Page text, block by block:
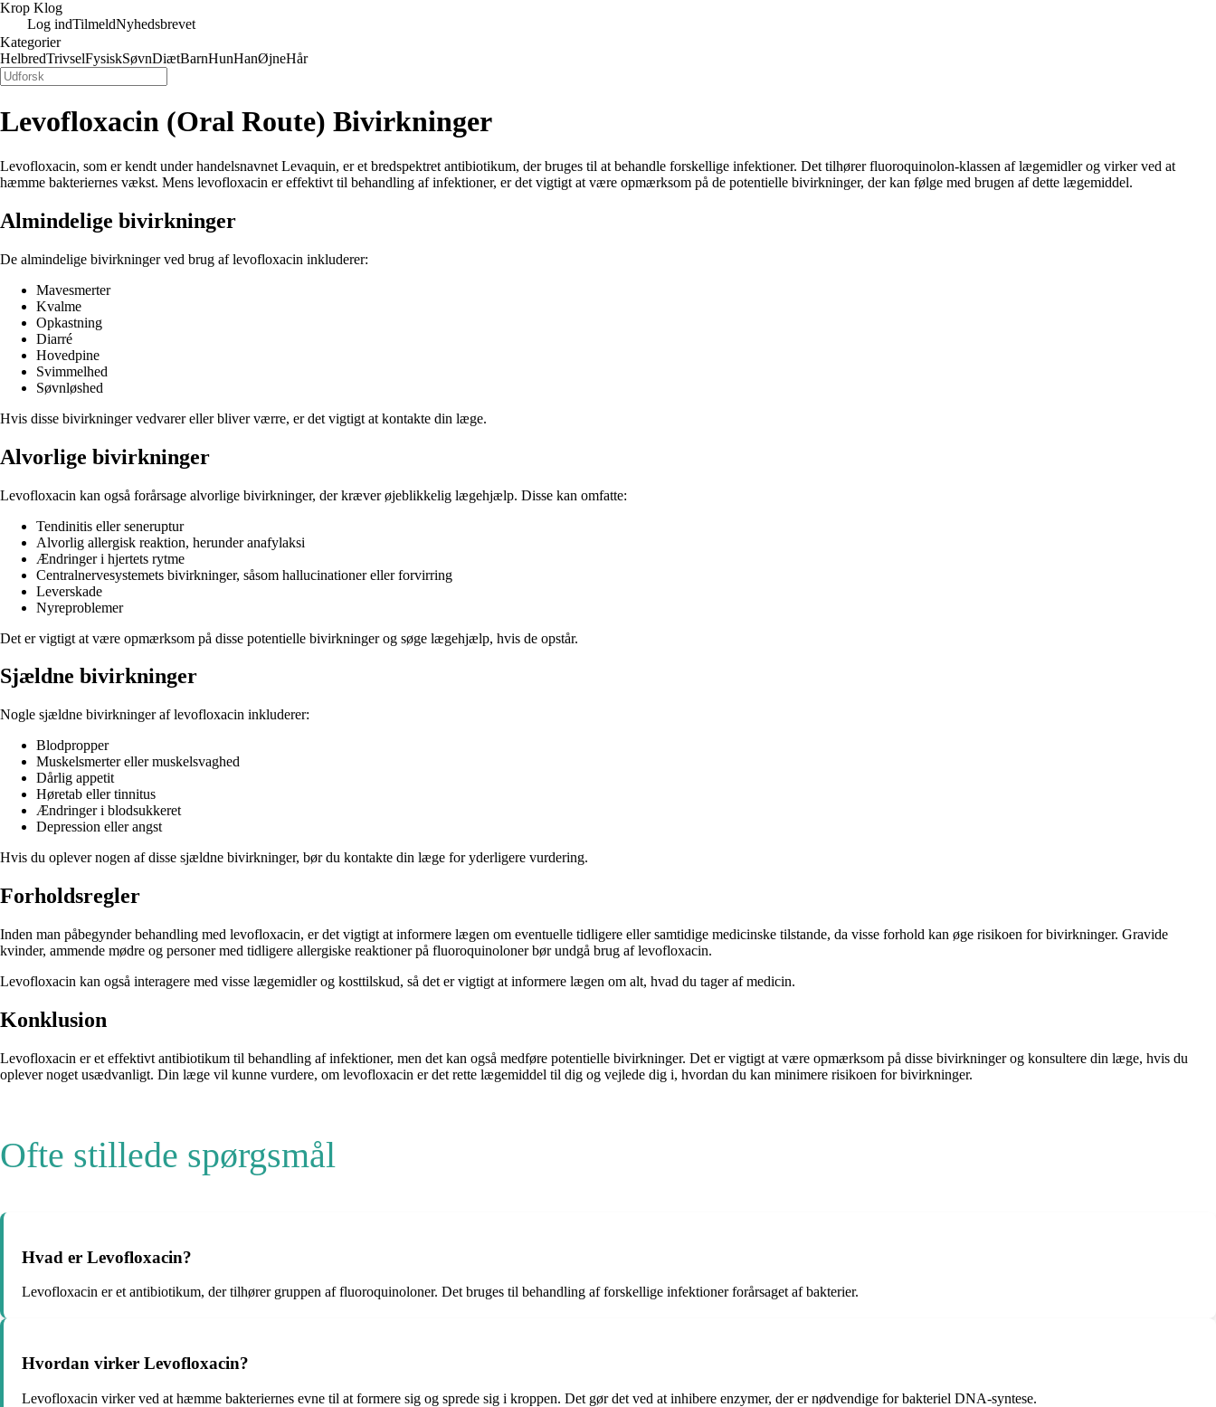
Krop Klog
Log indTilmeldNyhedsbrevet
Kategorier
HelbredTrivselFysiskSøvnDiætBarnHunHanØjneHår
Levofloxacin (Oral Route) Bivirkninger
Levofloxacin, som er kendt under handelsnavnet Levaquin, er et bredspektret antibiotikum, der bruges til at behandle forskellige infektioner. Det tilhører fluoroquinolon-klassen af lægemidler og virker ved at
hæmme bakteriernes vækst. Mens levofloxacin er effektivt til behandling af infektioner, er det vigtigt at være opmærksom på de potentielle bivirkninger, der kan følge med brugen af dette lægemiddel.
Almindelige bivirkninger
De almindelige bivirkninger ved brug af levofloxacin inkluderer:
Mavesmerter
Kvalme
Opkastning
Diarré
Hovedpine
Svimmelhed
Søvnløshed
Hvis disse bivirkninger vedvarer eller bliver værre, er det vigtigt at kontakte din læge.
Alvorlige bivirkninger
Levofloxacin kan også forårsage alvorlige bivirkninger, der kræver øjeblikkelig lægehjælp. Disse kan omfatte:
Tendinitis eller seneruptur
Alvorlig allergisk reaktion, herunder anafylaksi
Ændringer i hjertets rytme
Centralnervesystemets bivirkninger, såsom hallucinationer eller forvirring
Leverskade
Nyreproblemer
Det er vigtigt at være opmærksom på disse potentielle bivirkninger og søge lægehjælp, hvis de opstår.
Sjældne bivirkninger
Nogle sjældne bivirkninger af levofloxacin inkluderer:
Blodpropper
Muskelsmerter eller muskelsvaghed
Dårlig appetit
Høretab eller tinnitus
Ændringer i blodsukkeret
Depression eller angst
Hvis du oplever nogen af disse sjældne bivirkninger, bør du kontakte din læge for yderligere vurdering.
Forholdsregler
Inden man påbegynder behandling med levofloxacin, er det vigtigt at informere lægen om eventuelle tidligere eller samtidige medicinske tilstande, da visse forhold kan øge risikoen for bivirkninger. Gravide
kvinder, ammende mødre og personer med tidligere allergiske reaktioner på fluoroquinoloner bør undgå brug af levofloxacin.
Levofloxacin kan også interagere med visse lægemidler og kosttilskud, så det er vigtigt at informere lægen om alt, hvad du tager af medicin.
Konklusion
Levofloxacin er et effektivt antibiotikum til behandling af infektioner, men det kan også medføre potentielle bivirkninger. Det er vigtigt at være opmærksom på disse bivirkninger og konsultere din læge, hvis du
oplever noget usædvanligt. Din læge vil kunne vurdere, om levofloxacin er det rette lægemiddel til dig og vejlede dig i, hvordan du kan minimere risikoen for bivirkninger.
Ofte stillede spørgsmål
Hvad er Levofloxacin?
Levofloxacin er et antibiotikum, der tilhører gruppen af fluoroquinoloner. Det bruges til behandling af forskellige infektioner forårsaget af bakterier.
Hvordan virker Levofloxacin?
Levofloxacin virker ved at hæmme bakteriernes evne til at formere sig og sprede sig i kroppen. Det gør det ved at inhibere enzymer, der er nødvendige for bakteriel DNA-syntese.